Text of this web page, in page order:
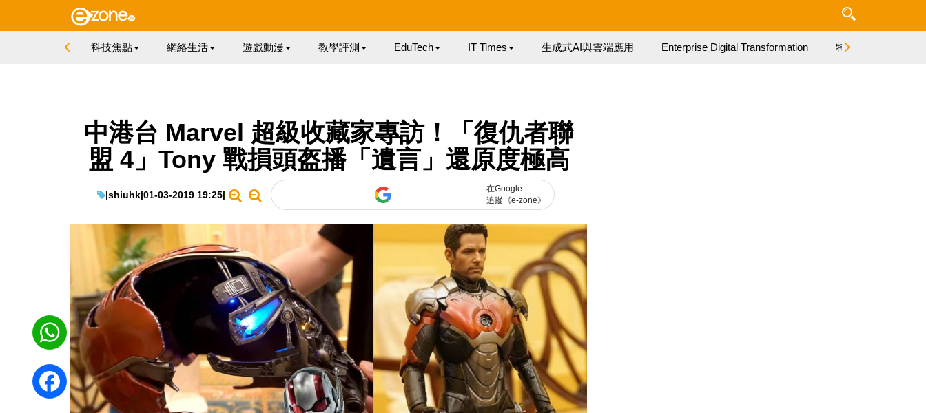
科技焦點 網絡生活 遊戲動漫 教學評測 EduTech IT Times 生成式AI與雲端應用 Enterprise Digital Transformation 特集
中港台 Marvel 超級收藏家專訪！「復仇者聯
盟 4」Tony 戰損頭盔播「遺言」還原度極高
|shiuhk|01-03-2019 19:25|
在Google
追蹤《e-zone》
WhatsApp